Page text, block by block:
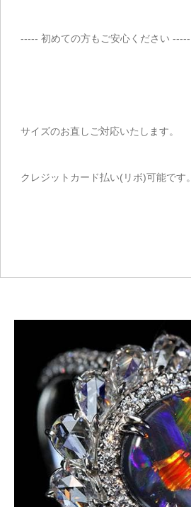
----- 初めての方もご安心ください -----
サイズのお直しご対応いたします。
クレジットカード払い(リボ)可能です。